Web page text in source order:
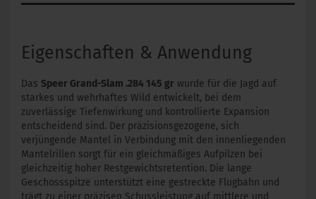
Eigenschaften & Anwendung
Das Speer Grand-Slam .284 145 gr wurde für die Jagd auf
starkes und wehrhaftes Wild entwickelt, bei dem
zuverlässige Tiefenwirkung und kontrollierte Expansion
entscheidend sind. Der präzisionsgezogene, sich
verjüngende Mantel in Verbindung mit den innenliegenden
Mantelrillen sorgt für ein gleichmäßiges Aufpilzen bei
gleichzeitig hoher Restgewichtsretention. Die lange
Geschossspitze unterstützt eine gestreckte Flugbahn und
trägt zu einer präzisen Schussleistung auf mittlere und